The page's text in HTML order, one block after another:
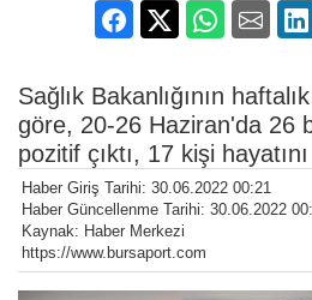
Sağlık Bakanlığının
göre, 20-26 Haziran'da 26
pozitif çıktı, 17 kişi
Haber Giriş Tarihi: 30.06.2022 00:21
Haber Güncellenme Tarihi: 30.06.2022
Kaynak: Haber Merkezi
https://www.bursaport.com